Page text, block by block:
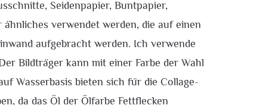
Seidenpapier, Buntpapier,
ähnliches verwendet werden, die auf einen
aufgebracht werden. Ich verwende
Bildträger kann mit einer Farbe der Wahl
Wasserbasis bieten sich für die Collage-
da das Öl der Ölfarbe Fettflecken